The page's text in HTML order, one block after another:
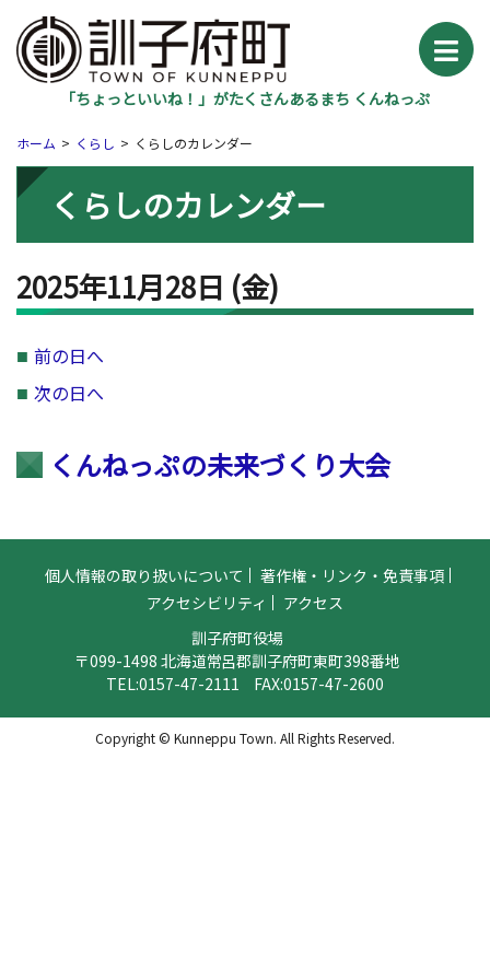
「ちょっといいね！」がたくさんあるまち くんねっぷ
ホーム くらし くらしのカレンダー
くらしのカレンダー
2025年11月28日 (金)
前の日へ
次の日へ
くんねっぷの未来づくり大会
個人情報の取り扱いについて
著作権・リンク・免責事項
アクセシビリティ
アクセス
訓子府町役場
〒099-1498 北海道常呂郡訓子府町東町398番地
TEL:0157-47-2111 FAX:0157-47-2600
Copyright © Kunneppu Town. All Rights Reserved.